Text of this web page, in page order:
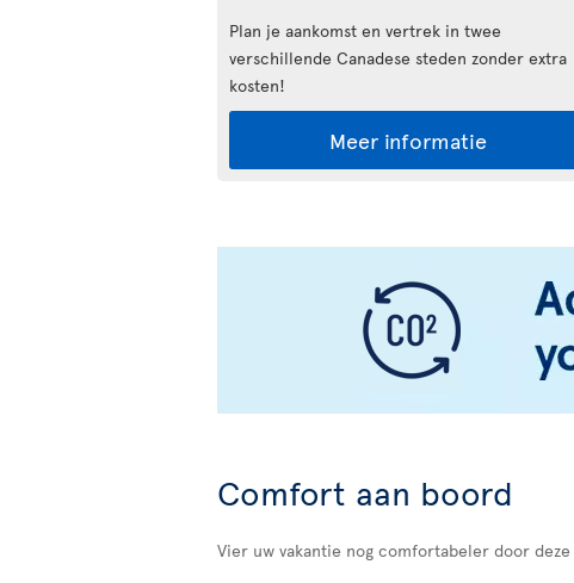
Plan je aankomst en vertrek in twee
verschillende Canadese steden zonder extra
kosten!
Meer informatie
Comfort aan boord
Vier uw vakantie nog comfortabeler door deze